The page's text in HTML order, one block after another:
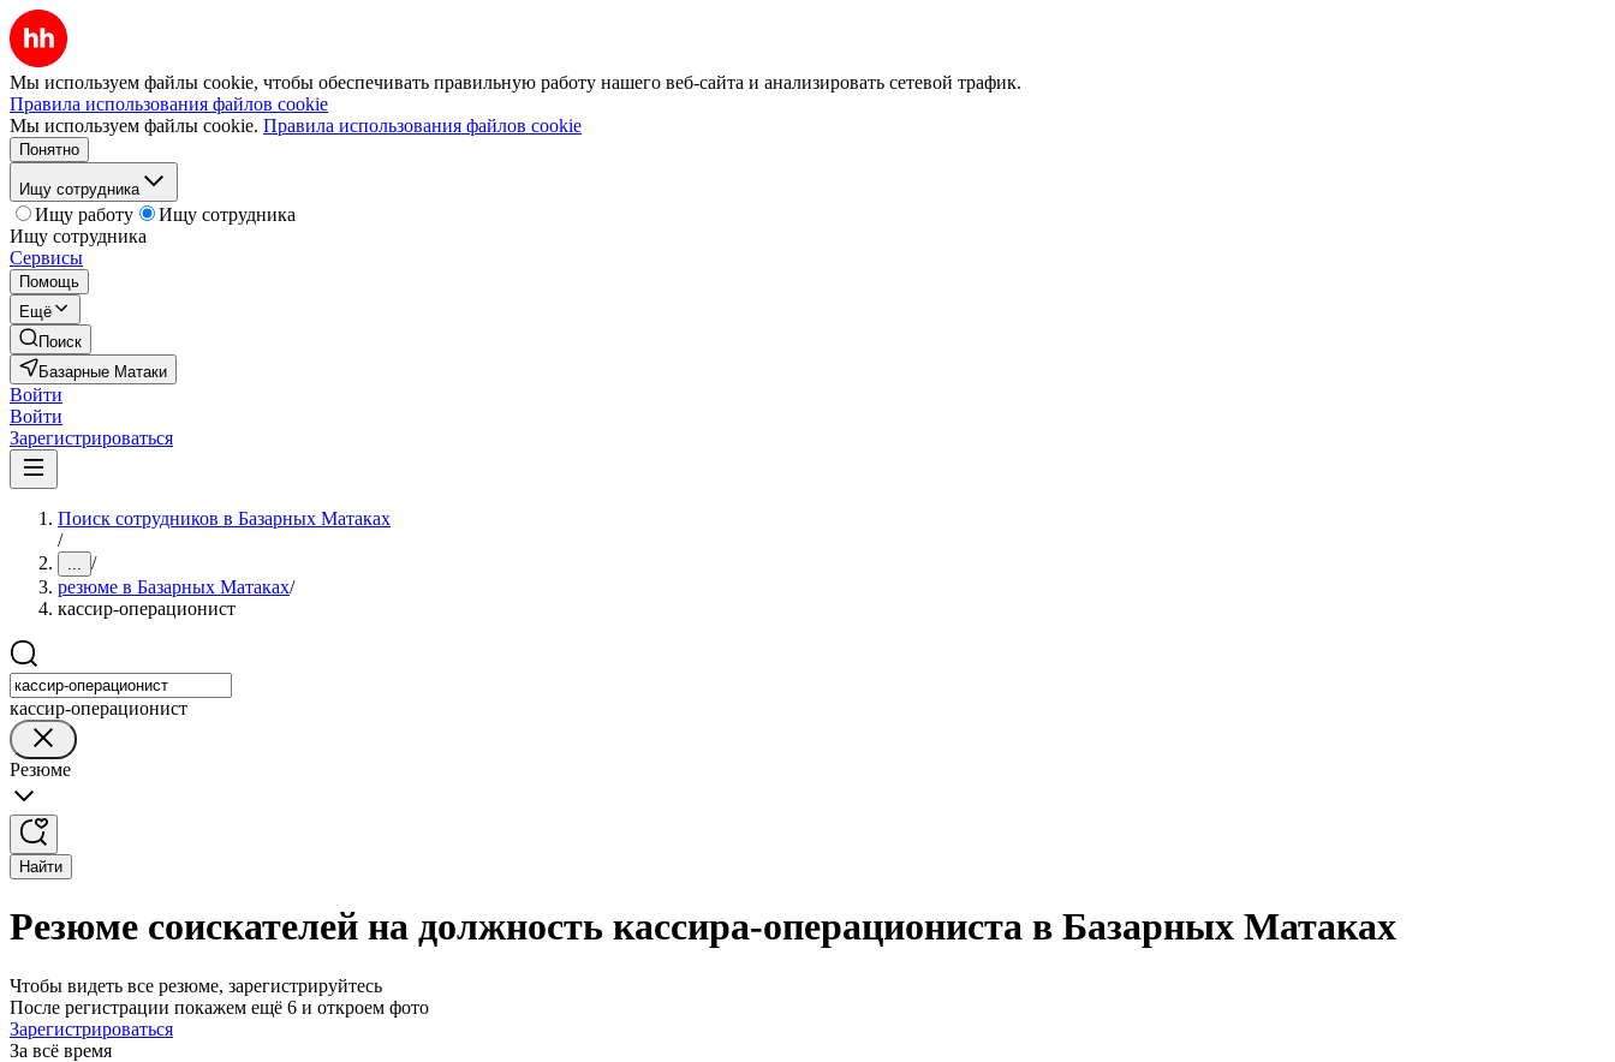
Мы используем файлы cookie, чтобы обеспечивать правильную работу нашего веб-сайта и анализировать сетевой трафик.
Правила использования файлов cookie
Мы используем файлы cookie. Правила использования файлов cookie
Понятно
Ищу сотрудника
Ищу работу
Ищу сотрудника
Ищу сотрудника
Сервисы
Помощь
Ещё
Поиск
Базарные Матаки
Войти
Войти
Зарегистрироваться
Поиск сотрудников в Базарных Матаках
/
... /
резюме в Базарных Матаках/
кассир-операционист
кассир-операционист
Резюме
Найти
Резюме соискателей на должность кассира-операциониста в Базарных Матаках
Чтобы видеть все резюме, зарегистрируйтесь
После регистрации покажем ещё 6 и откроем фото
Зарегистрироваться
За всё время